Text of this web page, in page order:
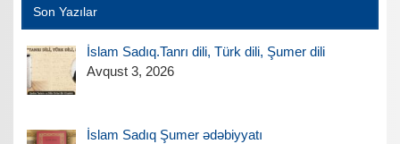
Son Yazılar
İslam Sadıq.Tanrı dili, Türk dili, Şumer dili
Avqust 3, 2026
İslam Sadıq Şumer ədəbiyyatı